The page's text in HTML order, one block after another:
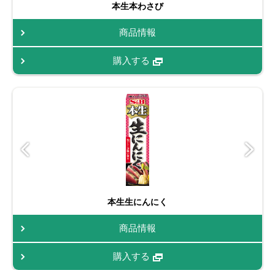
本生本わさび
商品情報
購入する
本生生にんにく
商品情報
購入する